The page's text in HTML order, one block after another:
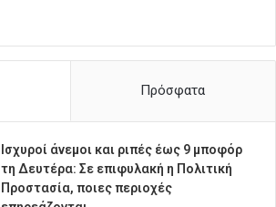
Πρόσφατα
Ισχυροί άνεμοι και ριπές έως 9 μποφόρ
τη Δευτέρα: Σε επιφυλακή η Πολιτική
Προστασία, ποιες περιοχές